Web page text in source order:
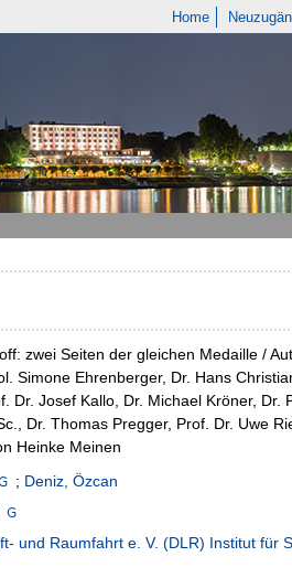
Home
zwei Seiten der gleichen Medaille /
Simone Ehrenberger, Dr. Hans
Dr. Josef Kallo, Dr. Michael Kröner,
Dr. Thomas Pregger, Prof. Dr. Uwe
Heinke Meinen
; Deniz, Özcan
und Raumfahrt e. V. (DLR) Institut für